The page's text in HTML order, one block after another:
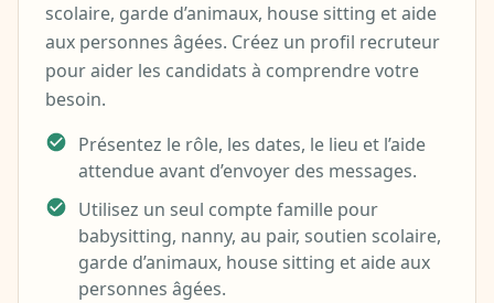
scolaire, garde d’animaux, house sitting et aide
aux personnes âgées. Créez un profil recruteur
pour aider les candidats à comprendre votre
besoin.
Présentez le rôle, les dates, le lieu et l’aide
attendue avant d’envoyer des messages.
Utilisez un seul compte famille pour
babysitting, nanny, au pair, soutien scolaire,
garde d’animaux, house sitting et aide aux
personnes âgées.